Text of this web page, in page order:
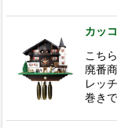
カッ
こち
廃番
レッ
巻き